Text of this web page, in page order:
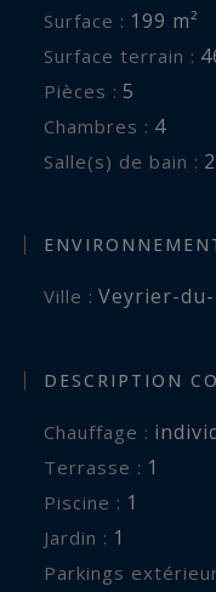
Surface : 199 m²
Surface terrain :
Pièces : 5
Chambres : 4
Salle(s) de bain : 2
Ville : Veyrier-du-
DESCRIPTION
Chauffage :
terrasse : 1
piscine : 1
jardin : 1
parkings